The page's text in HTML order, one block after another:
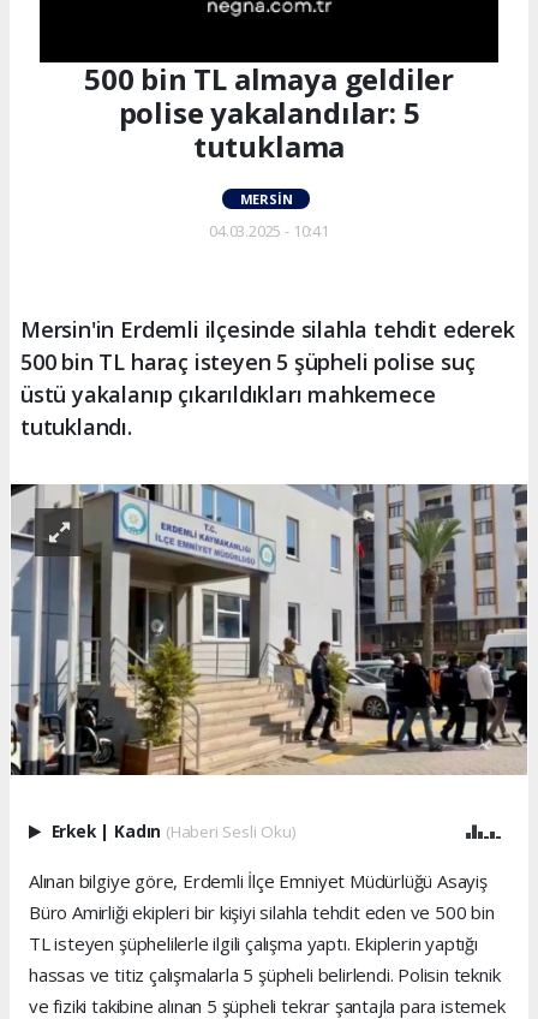
500 bin TL almaya geldiler
polise yakalandılar: 5
tutuklama
MERSIN
04.03.2025 - 10:41
Mersin'in Erdemli ilçesinde silahla tehdit ederek
500 bin TL haraç isteyen 5 şüpheli polise suç
üstü yakalanıp çıkarıldıkları mahkemece
tutuklandı.
Erkek | Kadın (Haberi Sesli Oku)
Alınan bilgiye göre, Erdemli İlçe Emniyet Müdürlüğü Asayiş
Büro Amirliği ekipleri bir kişiyi silahla tehdit eden ve 500 bin
TL isteyen şüphelilerle ilgili çalışma yaptı. Ekiplerin yaptığı
hassas ve titiz çalışmalarla 5 şüpheli belirlendi. Polisin teknik
ve fiziki takibine alınan 5 şüpheli tekrar şantajla para istemek